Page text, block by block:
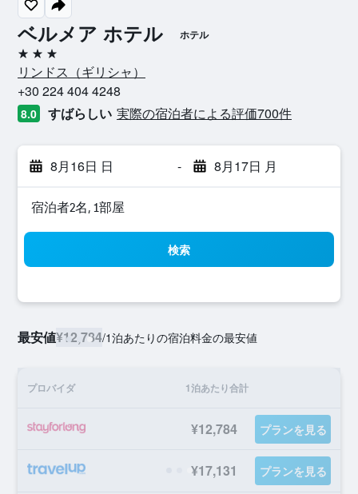
ベルメア ホテル ホテル
3つ星
リンドス​（ギリシャ​）​
+30 224 404 4248
8.0 すばらしい 実際の宿泊者による評価700​件
8月16日 日 - 8月17日 月
宿泊者2名, 1​部屋
検索
最安値¥12,784/1泊あたりの宿泊料金の最安値
プロバイダ 1泊あたり合計
¥12,784 プランを見る
¥17,131 プランを見る